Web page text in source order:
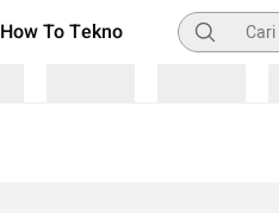
How To Tekno Pencarian